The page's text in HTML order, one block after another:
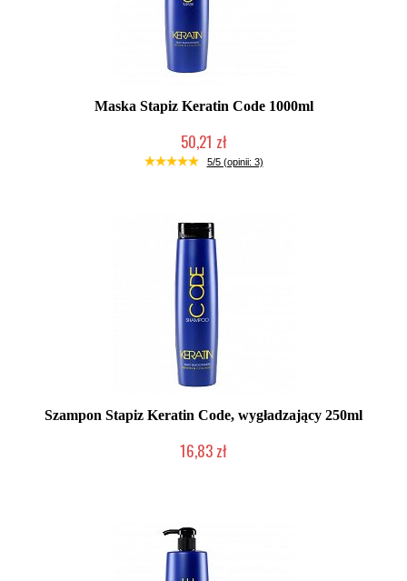
Maska Stapiz Keratin Code 1000ml
50,21 zł
Duża ilość (wysyłka w 24h)
5/5 (opinii: 3)
Szampon Stapiz Keratin Code, wygładzający 250ml
16,83 zł